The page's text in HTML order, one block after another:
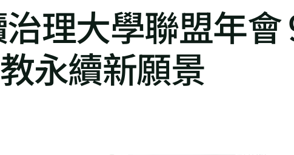
理大學聯盟年會
永續新願景